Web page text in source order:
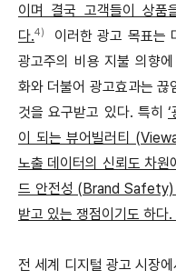
이며 결국 고객들이 상품
다.4)
이러한 광고 목표는
광고주의 비용 지불 의향
화와 더불어 광고효과는 끊
것을 요구받고 있다. 특히
이 되는 뷰어빌러티
노출 데이터의 신뢰도 차원
드 안전성 (Brand Safety)
받고 있는 쟁점이기도 하다.
전 세계 디지털 광고 시장